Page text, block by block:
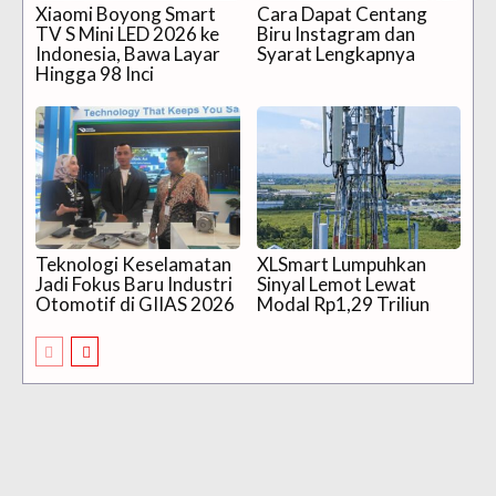
Xiaomi Boyong Smart
TV S Mini LED 2026 ke
Indonesia, Bawa Layar
Hingga 98 Inci
Cara Dapat Centang
Biru Instagram dan
Syarat Lengkapnya
Teknologi Keselamatan
Jadi Fokus Baru Industri
Otomotif di GIIAS 2026
XLSmart Lumpuhkan
Sinyal Lemot Lewat
Modal Rp1,29 Triliun